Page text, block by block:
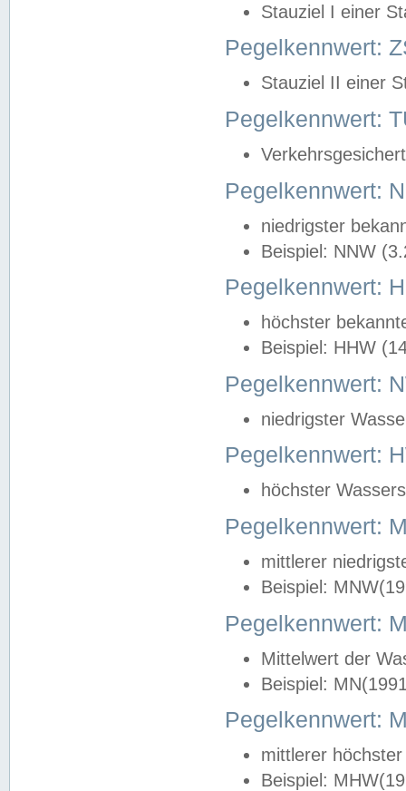
Stauziel I einer
Pegelkennwert:
Stauziel II einer
Pegelkennwert:
Pegelkennwert:
niedrigster
Beispiel: NNW
Pegelkennwert:
höchster
Beispiel: HHW
Pegelkennwert:
niedrigster
Pegelkennwert:
höchster
Pegelkennwert:
mittlerer
Beispiel:
Pegelkennwert:
Mittelwert der
Beispiel:
Pegelkennwert:
mittlerer
Beispiel: